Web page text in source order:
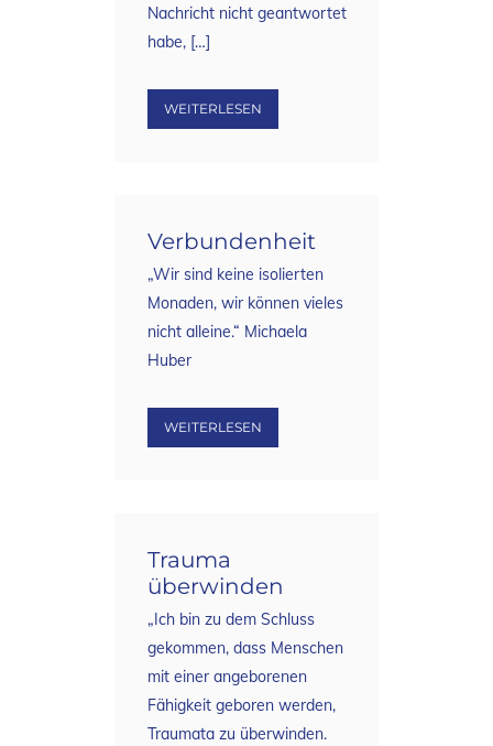
Nachricht nicht geantwortet
habe, […]
WEITERLESEN
Verbundenheit
„Wir sind keine isolierten
Monaden, wir können vieles
nicht alleine.“ Michaela
Huber
WEITERLESEN
Trauma
überwinden
„Ich bin zu dem Schluss
gekommen, dass Menschen
mit einer angeborenen
Fähigkeit geboren werden,
Traumata zu überwinden.